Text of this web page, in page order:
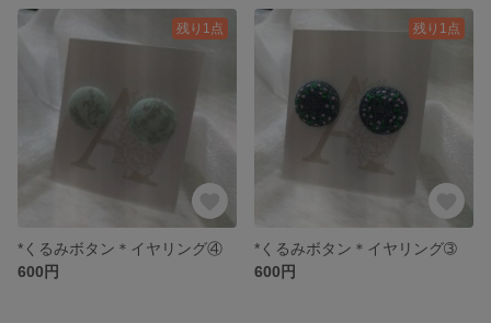
残り1点
*くるみボタン＊イヤリング④
600円
残り1点
*くるみボタン＊イヤリング➂
600円